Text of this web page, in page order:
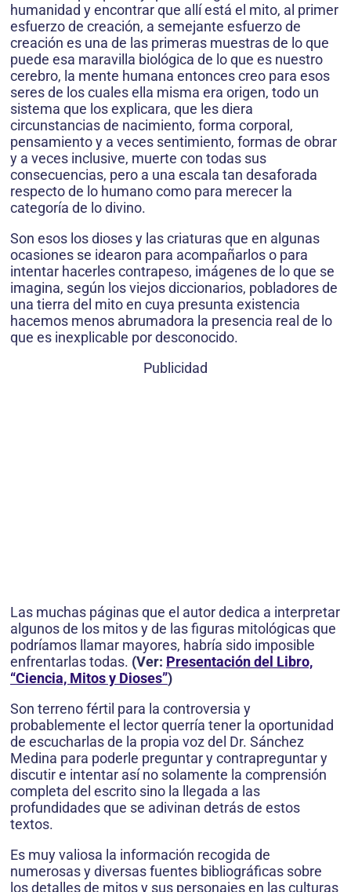
humanidad y encontrar que allí está el mito, al primer
esfuerzo de creación, a semejante esfuerzo de
creación es una de las primeras muestras de lo que
puede esa maravilla biológica de lo que es nuestro
cerebro, la mente humana entonces creo para esos
seres de los cuales ella misma era origen, todo un
sistema que los explicara, que les diera
circunstancias de nacimiento, forma corporal,
pensamiento y a veces sentimiento, formas de obrar
y a veces inclusive, muerte con todas sus
consecuencias, pero a una escala tan desaforada
respecto de lo humano como para merecer la
categoría de lo divino.
Son esos los dioses y las criaturas que en algunas
ocasiones se idearon para acompañarlos o para
intentar hacerles contrapeso, imágenes de lo que se
imagina, según los viejos diccionarios, pobladores de
una tierra del mito en cuya presunta existencia
hacemos menos abrumadora la presencia real de lo
que es inexplicable por desconocido.
Publicidad
Las muchas páginas que el autor dedica a interpretar
algunos de los mitos y de las figuras mitológicas que
podríamos llamar mayores, habría sido imposible
enfrentarlas todas. (Ver: Presentación del Libro,
“Ciencia, Mitos y Dioses”)
Son terreno fértil para la controversia y
probablemente el lector querría tener la oportunidad
de escucharlas de la propia voz del Dr. Sánchez
Medina para poderle preguntar y contrapreguntar y
discutir e intentar así no solamente la comprensión
completa del escrito sino la llegada a las
profundidades que se adivinan detrás de estos
textos.
Es muy valiosa la información recogida de
numerosas y diversas fuentes bibliográficas sobre
los detalles de mitos y sus personajes en las culturas